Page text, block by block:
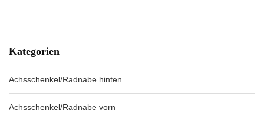
Kategorien
Achsschenkel/Radnabe hinten
Achsschenkel/Radnabe vorn